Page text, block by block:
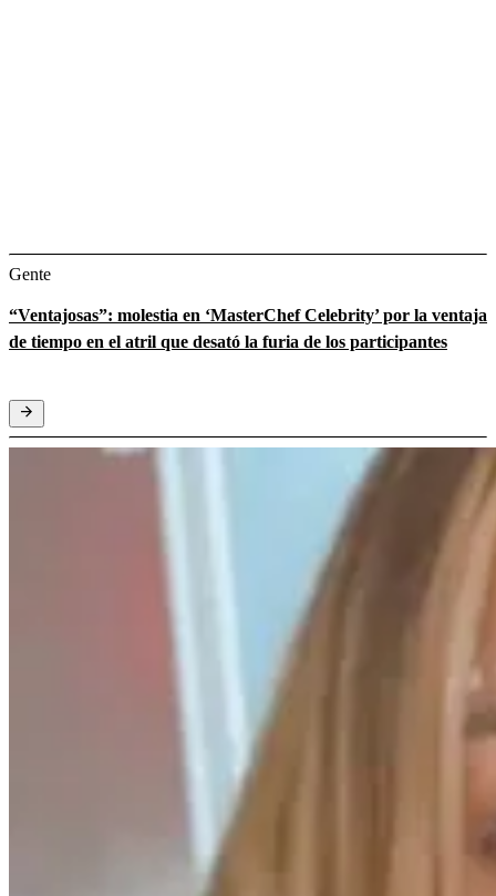
Gente
“Ventajosas”: molestia en ‘MasterChef Celebrity’ por la ventaja
de tiempo en el atril que desató la furia de los participantes